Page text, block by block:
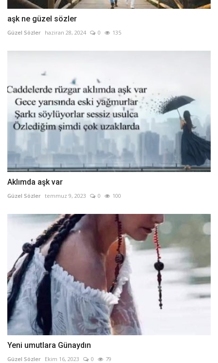
aşk ne güzel sözler
Güzel Sözler haziran 28, 2024 0 135
Aklımda aşk var
Güzel Sözler temmuz 9, 2023 0 100
Yeni umutlara Günaydın
Güzel Sözler Ekim 16, 2023 0 79